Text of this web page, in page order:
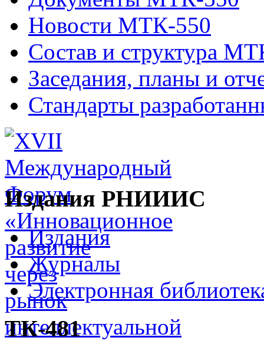
Новости МТК-550
Состав и структура
Заседания, планы и
Стандарты
Издания РНИИИС
Издания
Журналы
Электронная
ТК-481